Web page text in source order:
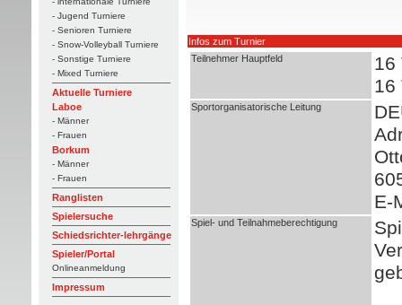
- Jugend Turniere
- Senioren Turniere
- Snow-Volleyball Turniere
- Sonstige Turniere
- Mixed Turniere
Aktuelle Turniere
Laboe
- Männer
- Frauen
Borkum
- Männer
- Frauen
Ranglisten
Spielersuche
Schiedsrichter-lehrgänge
Spieler/Portal
Onlineanmeldung
Impressum
Infos zum Turnier
Teilnehmer Hauptfeld
16
16
Sportorganisatorische Leitung
E-
Spiel- und Teilnahmeberechtigung